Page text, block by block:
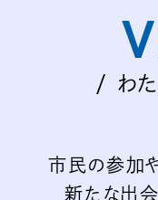
わ
市民の参加
新たな出